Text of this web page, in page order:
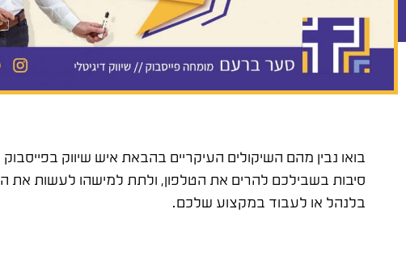
בואו נבין מהם השיקולים העיקריים בהבאת איש שיווק
סיבות בשבילכם להרים את הטלפון, ולתת למישהו לעשות את
בלנהל או לעבוד במקצוע שלכם.